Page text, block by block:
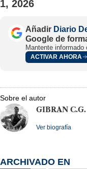
1, 2026
Añadir Diario
Google de
Mantente
ACTIVAR AHORA
Sobre el autor
GIBRAN C.G.
Ver biografía
ARCHIVADO EN